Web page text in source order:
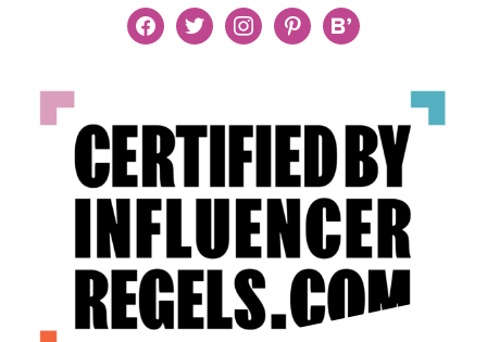
facebooktwitter instagrampinterestbloglovin